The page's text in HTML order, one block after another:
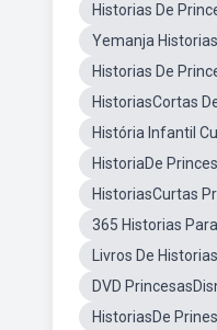
Historias De
Yemanja
Historias De
HistoriasCortas
História Infantil
HistoriaDe
HistoriasCurtas
365 Historias
Livros De
DVD
HistoriasDe